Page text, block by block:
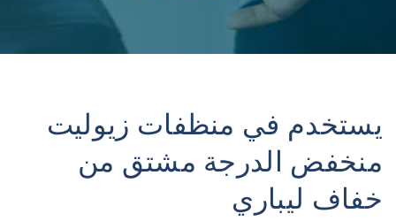
يستخدم في منظفات زيوليت
منخفض الدرجة مشتق من
خفاف ليباري